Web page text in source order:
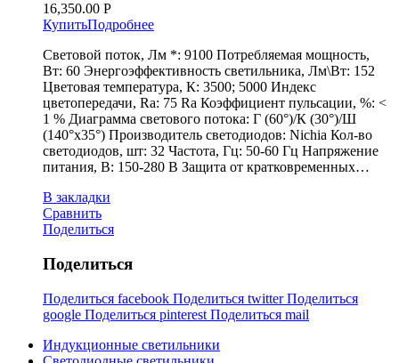
16,350.00 Р
КупитьПодробнее
Световой поток, Лм *: 9100 Потребляемая мощность,
Вт: 60 Энергоэффективность светильника, Лм\Вт: 152
Цветовая температура, К: 3500; 5000 Индекс
цветопередачи, Ra: 75 Ra Коэффициент пульсации, %: <
1 % Диаграмма светового потока: Г (60°)/К (30°)/Ш
(140°х35°) Производитель светодиодов: Nichia Кол-во
светодиодов, шт: 32 Частота, Гц: 50-60 Гц Напряжение
питания, В: 150-280 В Защита от кратковременных…
В закладки
Сравнить
Поделиться
Поделиться
Поделиться facebook Поделиться twitterПоделиться
google Поделиться pinterest Поделиться mail
Индукционные светильники